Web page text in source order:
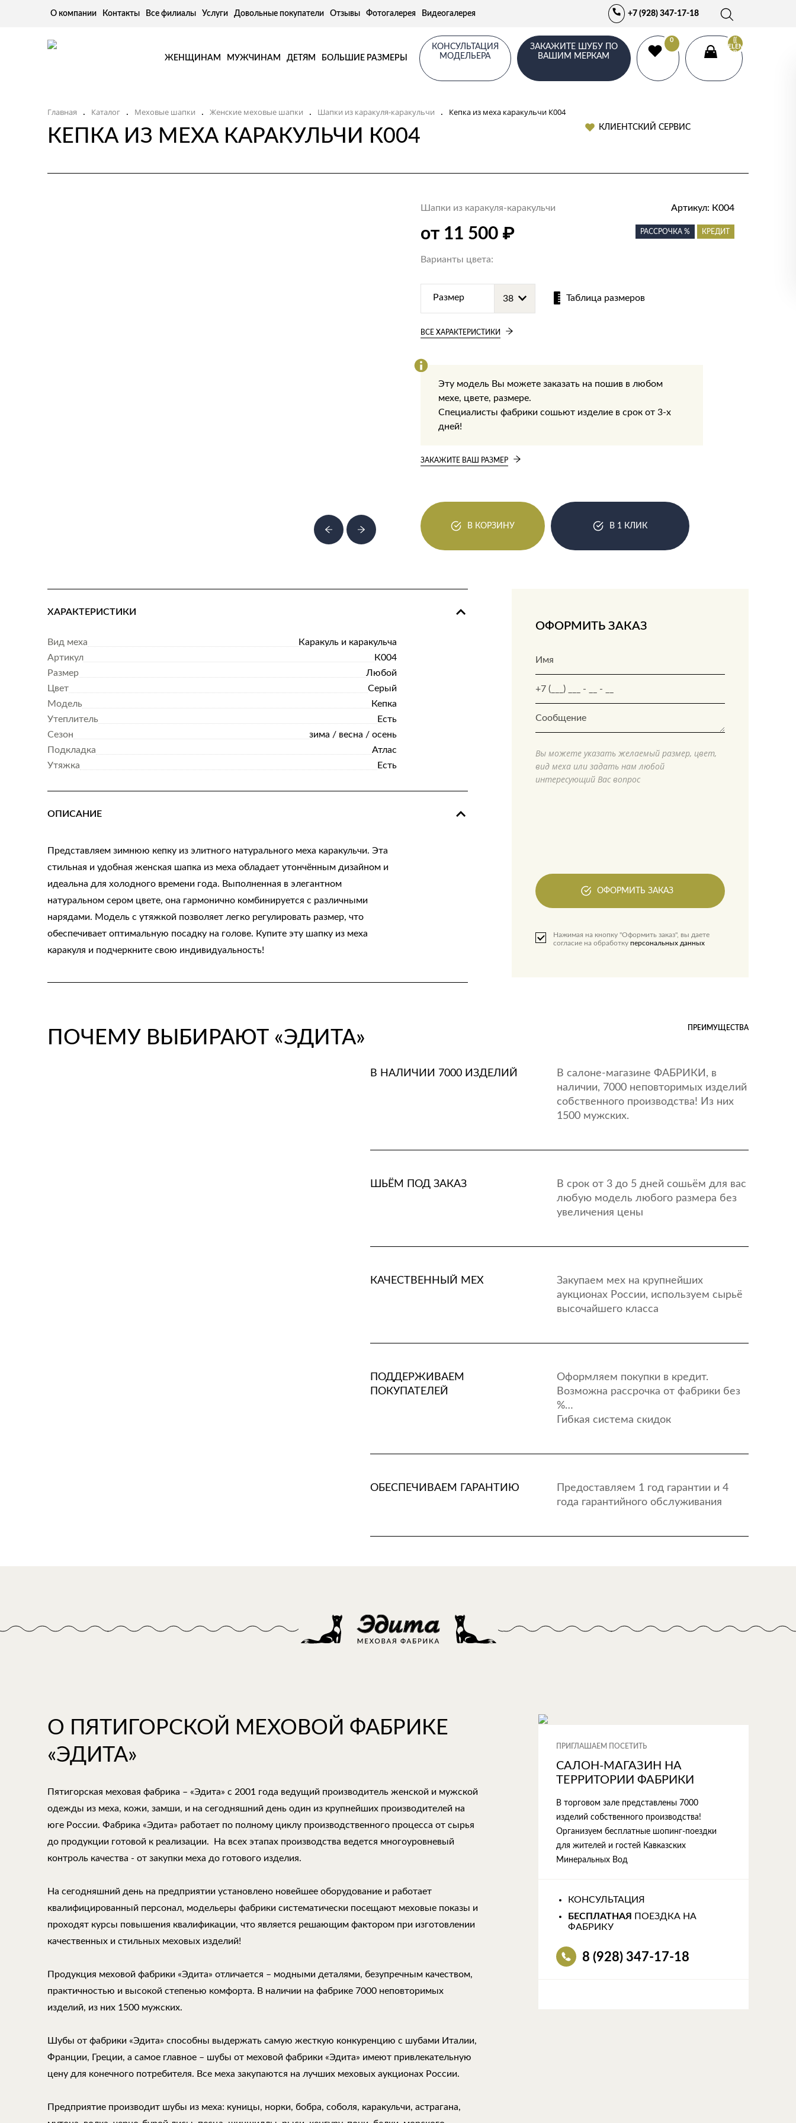
О компании Контакты Все филиалы Услуги Довольные покупатели Отзывы Фотогалерея Видеогалерея +7 (928) 347-17-18
ЖЕНЩИНАМ МУЖЧИНАМ ДЕТЯМ БОЛЬШИЕ РАЗМЕРЫ
КОНСУЛЬТАЦИЯ
МОДЕЛЬЕРА
ЗАКАЖИТЕ ШУБУ ПО
ВАШИМ МЕРКАМ
0
{{
ELEMENTS.LENGTH
}}
Главная . Каталог . Меховые шапки . Женские меховые шапки . Шапки из каракуля-каракульчи . Кепка из меха каракульчи К004
КЕПКА ИЗ МЕХА КАРАКУЛЬЧИ К004 КЛИЕНТСКИЙ СЕРВИС
Шапки из каракуля-каракульчи Артикул: К004
от 11 500 ₽ РАССРОЧКА % КРЕДИТ
Варианты цвета:
Размер Таблица размеров
ВСЕ ХАРАКТЕРИСТИКИ
Эту модель Вы можете заказать на пошив в любом
мехе, цвете, размере.
Специалисты фабрики сошьют изделие в срок от 3-х
дней!
ЗАКАЖИТЕ ВАШ РАЗМЕР
В КОРЗИНУ В 1 КЛИК
ХАРАКТЕРИСТИКИ
Вид меха
Каракуль и каракульча
Артикул
К004
Размер
Любой
Цвет
Серый
Модель
Кепка
Утеплитель
Есть
Сезон
зима / весна / осень
Подкладка
Атлас
Утяжка
Есть
ОПИСАНИЕ
Представляем зимнюю кепку из элитного натурального меха каракульчи. Эта
стильная и удобная женская шапка из меха обладает утончённым дизайном и
идеальна для холодного времени года. Выполненная в элегантном
натуральном сером цвете, она гармонично комбинируется с различными
нарядами. Модель с утяжкой позволяет легко регулировать размер, что
обеспечивает оптимальную посадку на голове. Купите эту шапку из меха
каракуля и подчеркните свою индивидуальность!
ОФОРМИТЬ ЗАКАЗ
Вы можете указать желаемый размер, цвет,
вид меха или задать нам любой
интересующий Вас вопрос
ОФОРМИТЬ ЗАКАЗ
Нажимая на кнопку "Оформить заказ", вы даете
согласие на обработку персональных данных
ПОЧЕМУ ВЫБИРАЮТ «ЭДИТА» ПРЕИМУЩЕСТВА
В НАЛИЧИИ 7000 ИЗДЕЛИЙ
В салоне-магазине ФАБРИКИ, в
наличии, 7000 неповторимых изделий
собственного производства! Из них
1500 мужских.
ШЬЁМ ПОД ЗАКАЗ
В срок от 3 до 5 дней сошьём для вас
любую модель любого размера без
увеличения цены
КАЧЕСТВЕННЫЙ МЕХ
Закупаем мех на крупнейших
аукционах России, используем сырьё
высочайшего класса
ПОДДЕРЖИВАЕМ
ПОКУПАТЕЛЕЙ
Оформляем покупки в кредит.
Возможна рассрочка от фабрики без
%…
Гибкая система скидок
ОБЕСПЕЧИВАЕМ ГАРАНТИЮ
Предоставляем 1 год гарантии и 4
года гарантийного обслуживания
О ПЯТИГОРСКОЙ МЕХОВОЙ ФАБРИКЕ
«ЭДИТА»
Пятигорская меховая фабрика – «Эдита» с 2001 года ведущий производитель женской и мужской
одежды из меха, кожи, замши, и на сегодняшний день один из крупнейших производителей на
юге России. Фабрика «Эдита» работает по полному циклу производственного процесса от сырья
до продукции готовой к реализации. На всех этапах производства ведется многоуровневый
контроль качества - от закупки меха до готового изделия.
На сегодняшний день на предприятии установлено новейшее оборудование и работает
квалифицированный персонал, модельеры фабрики систематически посещают меховые показы и
проходят курсы повышения квалификации, что является решающим фактором при изготовлении
качественных и стильных меховых изделий!
Продукция меховой фабрики «Эдита» отличается – модными деталями, безупречным качеством,
практичностью и высокой степенью комфорта. В наличии на фабрике 7000 неповторимых
изделий, из них 1500 мужских.
Шубы от фабрики «Эдита» способны выдержать самую жесткую конкуренцию с шубами Италии,
Франции, Греции, а самое главное – шубы от меховой фабрики «Эдита» имеют привлекательную
цену для конечного потребителя. Все меха закупаются на лучших меховых аукционах России.
Предприятие производит шубы из меха: куницы, норки, бобра, соболя, каракульчи, астрагана,
ПРИГЛАШАЕМ ПОСЕТИТЬ
САЛОН-МАГАЗИН НА
ТЕРРИТОРИИ ФАБРИКИ
В торговом зале представлены 7000
изделий собственного производства!
Организуем бесплатные шопинг-поездки
для жителей и гостей Кавказских
Минеральных Вод
КОНСУЛЬТАЦИЯ
БЕСПЛАТНАЯ
ПОЕЗДКА НА
ФАБРИКУ
8 (928) 347-17-18